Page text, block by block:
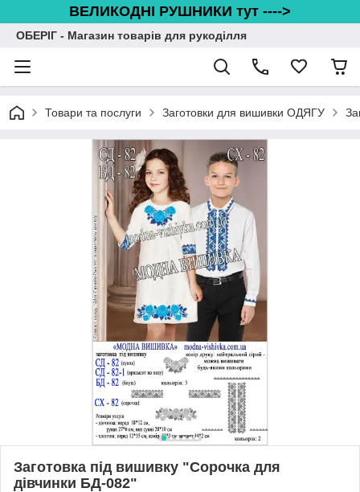
ВЕЛИКОДНІ РУШНИКИ тут ---->
ОБЕРІГ - Магазин товарів для рукоділля
Товари та послуги Заготовки для вишивки ОДЯГУ
Заготовка під вишивку "Сорочка для
дівчинки БД-082"